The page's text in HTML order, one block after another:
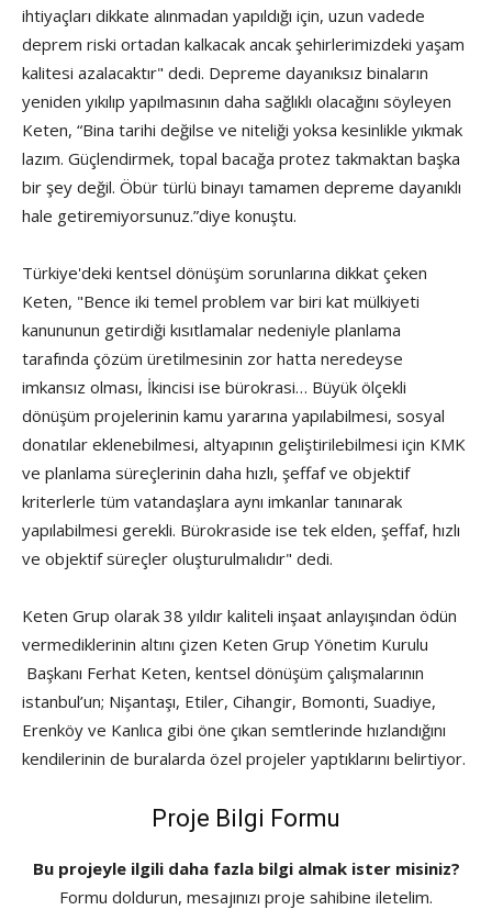
ihtiyaçları dikkate alınmadan yapıldığı için, uzun vadede
deprem riski ortadan kalkacak ancak şehirlerimizdeki yaşam
kalitesi azalacaktır" dedi. Depreme dayanıksız binaların
yeniden yıkılıp yapılmasının daha sağlıklı olacağını söyleyen
Keten, “Bina tarihi değilse ve niteliği yoksa kesinlikle yıkmak
lazım. Güçlendirmek, topal bacağa protez takmaktan başka
bir şey değil. Öbür türlü binayı tamamen depreme dayanıklı
hale getiremiyorsunuz.”diye konuştu.
Türkiye'deki kentsel dönüşüm sorunlarına dikkat çeken
Keten, "Bence iki temel problem var biri kat mülkiyeti
kanununun getirdiği kısıtlamalar nedeniyle planlama
tarafında çözüm üretilmesinin zor hatta neredeyse
imkansız olması, İkincisi ise bürokrasi… Büyük ölçekli
dönüşüm projelerinin kamu yararına yapılabilmesi, sosyal
donatılar eklenebilmesi, altyapının geliştirilebilmesi için KMK
ve planlama süreçlerinin daha hızlı, şeffaf ve objektif
kriterlerle tüm vatandaşlara aynı imkanlar tanınarak
yapılabilmesi gerekli. Bürokraside ise tek elden, şeffaf, hızlı
ve objektif süreçler oluşturulmalıdır" dedi.
Keten Grup olarak 38 yıldır kaliteli inşaat anlayışından ödün
vermediklerinin altını çizen Keten Grup Yönetim Kurulu
Başkanı Ferhat Keten, kentsel dönüşüm çalışmalarının
istanbul’un; Nişantaşı, Etiler, Cihangir, Bomonti, Suadiye,
Erenköy ve Kanlıca gibi öne çıkan semtlerinde hızlandığını
kendilerinin de buralarda özel projeler yaptıklarını belirtiyor.
Proje Bilgi Formu
Bu projeyle ilgili daha fazla bilgi almak ister misiniz?
Formu doldurun, mesajınızı proje sahibine iletelim.